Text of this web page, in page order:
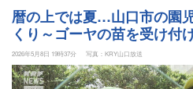
暦の上では夏…山口市の園
くり～ゴーヤの苗を受け付
2026年5月8日 19時37分 写真：KRY山口放送